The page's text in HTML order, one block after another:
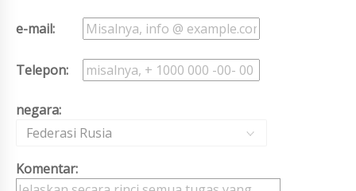
e-mail:
Telepon:
negara:
Federasi Rusia
Komentar: